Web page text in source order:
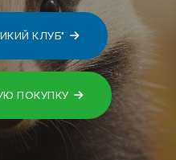
КЛУБ"
ПОКУПКУ